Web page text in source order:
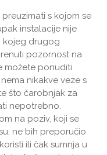
s kojom se
instalacije nije
kojeg drugog
pozornost na
možete ponuditi
nikakve veze s
što čarobnjak za
nepotrebno.
na poziv, koji se
ne bih preporučio
ili čak sumnja u